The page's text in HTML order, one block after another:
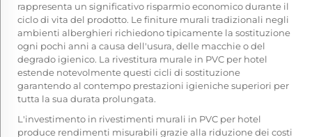
rappresenta un significativo risparmio economico durante il
ciclo di vita del prodotto. Le finiture murali tradizionali negli
ambienti alberghieri richiedono tipicamente la sostituzione
ogni pochi anni a causa dell'usura, delle macchie o del
degrado igienico. La rivestitura murale in PVC per hotel
estende notevolmente questi cicli di sostituzione
garantendo al contempo prestazioni igieniche superiori per
tutta la sua durata prolungata.
L'investimento in rivestimenti murali in PVC per hotel
produce rendimenti misurabili grazie alla riduzione dei costi